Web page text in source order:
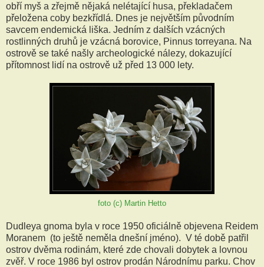
obří myš a zřejmě nějaká nelétající husa, překladačem
přeložena coby bezkřídlá. Dnes je největším původním
savcem endemická liška. Jedním z dalších vzácných
rostlinných druhů je vzácná borovice, Pinnus torreyana. Na
ostrově se také našly archeologické nálezy, dokazující
přítomnost lidí na ostrově už před 13 000 lety.
foto (c) Martin Hetto
Dudleya gnoma byla v roce 1950 oficiálně objevena Reidem
Moranem (to ještě neměla dnešní jméno). V té době patřil
ostrov dvěma rodinám, které zde chovali dobytek a lovnou
zvěř. V roce 1986 byl ostrov prodán Národnímu parku. Chov